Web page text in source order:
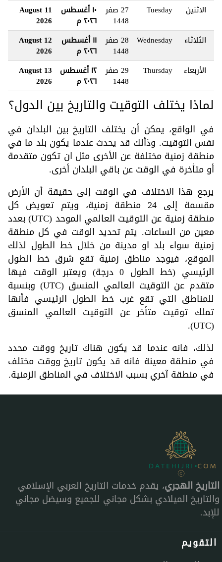
الاثنين
Tuesday 27 صفر
1448
١٠ أغسطس
٢٠٢٦ م
11 August
2026
الثلاثاء
Wednesday 28 صفر
1448
١١ أغسطس
٢٠٢٦ م
12 August
2026
الأربعاء
Thursday 29 صفر
1448
١٢ أغسطس
٢٠٢٦ م
13 August
2026
لماذا يختلف التوقيت والتاريخ بين الدول؟
في الواقع، يمكن أن يختلف التاريخ بين البلدان في
نفس التوقيت. وذألك قد يحدث عندما يكون بلد ما في
منطقة زمنية مختلفة عن الأخرى مثل ان تكون متقدمة
أو متأخرة في الوقت عن باقي البلدان أخرى.
يرجع هذا الاختلاف في الوقت إلى حقيقة أن الأرض
مقسمة إلى 24 منطقة زمنية، ويتم تعويض كل
منطقة زمنية عن التوقيت العالمي الموحد (UTC) بعدد
معين من الساعات. يتم تحديد الوقت في كل منطقة
زمنية سواء بلد او مدينة من خلال خط الطول لذلك
الموقع، فيوجد مناطق زمنية تقع شرق خط الطول
الرئيسي (خط الطول 0 درجة) ويعتبر الوقت فيها
متقدم عن التوقيت العالمي المنسق (UTC) وبنسبة
للمناطق التي تقع غرب خط الطول الرئيسي فأنها
تملك توقيت متأخر عن التوقيت العالمي المنسق
(UTC).
لذلك، فانه عندما قد يكون هناك تاريخ ووقت محدد
في منطقة معينة فانه قد يكون تاريخ ووقت مختلف
في منطقة آخري بسبب الاختلاف في المناطق الزمنية.
التاريخ الهجري، يقدم خدمات التاريخ العربي الإسلامي
والتاريخ الميلادي بشكل مجاني للجميع وسيضل مجاني
للإبد.
التقويم